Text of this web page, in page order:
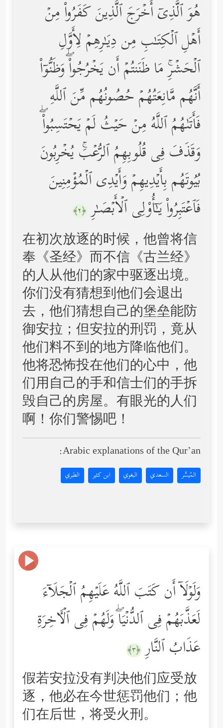
هُوَ ٱلَّذِیۤ أَخۡرَجَ ٱلَّذِینَ كَفَرُواْ مِنۡ
أَهۡلِ ٱلۡكِتَـٰبِ مِن دِیَـٰرِهِمۡ لِأَوَّلِ
ٱلۡحَشۡرِۚ مَا ظَنَنتُمۡ أَن یَخۡرُجُواْۖ وَظَنُّوۤاْ
أَنَّهُم مَّانِعَتُهُمۡ حُصُونُهُم مِّنَ ٱللَّهِ
فَأَتَىٰهُمُ ٱللَّهُ مِنۡ حَیۡثُ لَمۡ یَحۡتَسِبُواْۖ
وَقَذَفَ فِی قُلُوبِهِمُ ٱلرُّعۡبَۚ یُخۡرِبُونَ
بُیُوتَهُم بِأَیۡدِیهِمۡ وَأَیۡدِی ٱلۡمُؤۡمِنِینَ
فَٱعۡتَبِرُواْ یَـٰۤأُوْلِی ٱلۡأَبۡصَـٰرِ ﴿٢﴾
在初次放逐的时候，他曾将信
奉《圣经》而不信《古兰经》
的人从他们的家中驱逐出境。
你们没有猜想到他们会退出
去，他们猜想自己的堡垒能防
御安拉；但安拉的刑罚，竟从
他们料不到的地方降临他们。
他将恐怖投在他们的心中，他
们用自己的手和信士们的手拆
毁自己的房屋。有眼光的人们
啊！你们警惕吧！
Arabic explanations of the Qur’an:
المُيسَّر السعدي البغوي ابن كثير الطبري
وَلَوۡلَاۤ أَن كَتَبَ ٱللَّهُ عَلَیۡهِمُ ٱلۡجَلَاۤءَ
لَعَذَّبَهُمۡ فِی ٱلدُّنۡیَاۖ وَلَهُمۡ فِی ٱلۡـَٔاخِرَةِ
عَذَابُ ٱلنَّارِ ﴿٣﴾
假若安拉没有判决他们应受放
逐，他必在今世惩罚他们；他
们在后世，将受火刑。